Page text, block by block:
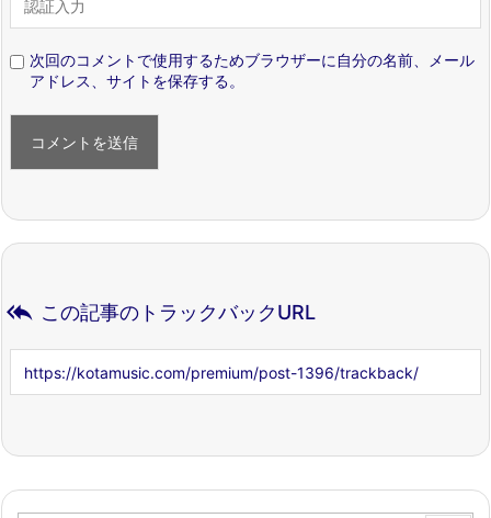
次回のコメントで使用するためブラウザーに自分の名前、メール
アドレス、サイトを保存する。
 この記事のトラックバックURL